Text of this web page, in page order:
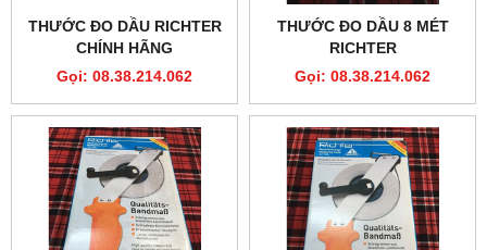
THƯỚC ĐO DẦU RICHTER
CHÍNH HÃNG
Gọi: 08.38.214.062
THƯỚC ĐO DẦU 8 MÉT
RICHTER
Gọi: 08.38.214.062